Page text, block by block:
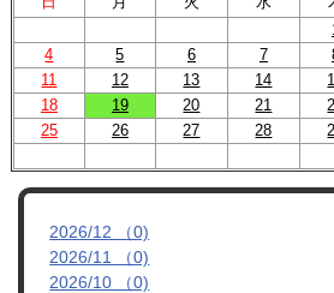
4
5 6 7
11
12 13 14
18
19 20 21
25
26 27 28
2026/12 （0)
2026/11 （0)
2026/10 （0)